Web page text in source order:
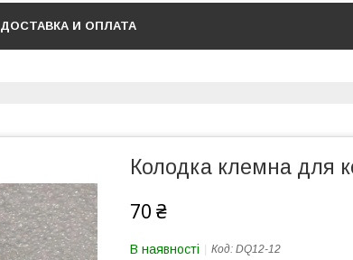
ДОСТАВКА И ОПЛАТА
Колодка клемна для
70 ₴
В наявності Код: DQ12-12